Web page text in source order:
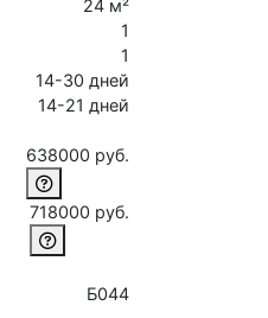
24 м²
1
1
14-30 дней
14-21 дней
638000 руб.
718000 руб.
Б044